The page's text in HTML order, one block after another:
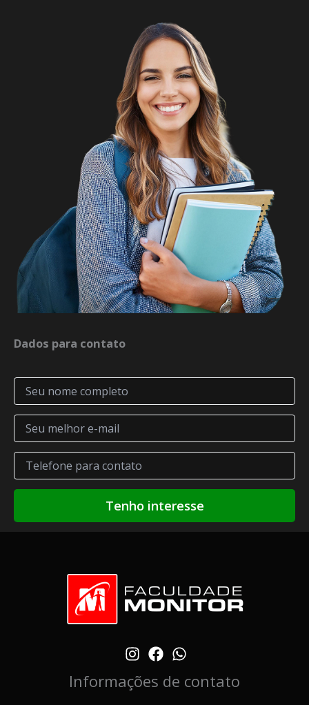
Dados para contato
Informações de contato